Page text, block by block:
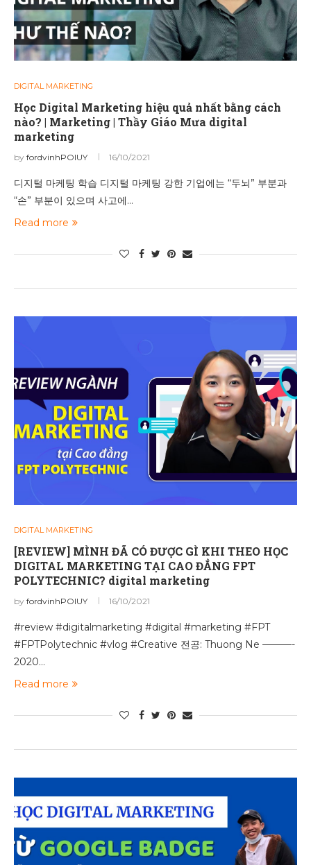
DIGITAL MARKETING
Học Digital Marketing hiệu quả nhất bằng cách
nào? | Marketing | Thầy Giáo Mưa digital
marketing
by fordvinhPOIUY 16/10/2021
디지털 마케팅 학습 디지털 마케팅 강한 기업에는 “두뇌” 부분과
“손” 부분이 있으며 사고에…
Read more
DIGITAL MARKETING
[REVIEW] MÌNH ĐÃ CÓ ĐƯỢC GÌ KHI THEO HỌC
DIGITAL MARKETING TẠI CAO ĐẲNG FPT
POLYTECHNIC? digital marketing
by fordvinhPOIUY 16/10/2021
#review #digitalmarketing #digital #marketing #FPT
#FPTPolytechnic #vlog #Creative 전공: Thuong Ne ———-
2020…
Read more